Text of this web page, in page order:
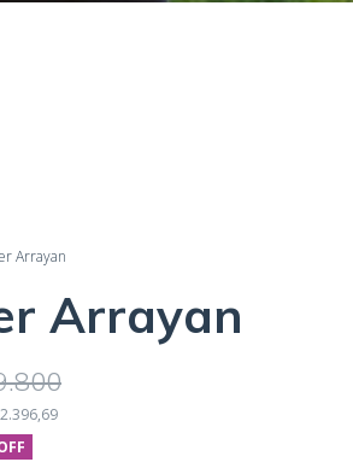
Arrayan
Arrayan